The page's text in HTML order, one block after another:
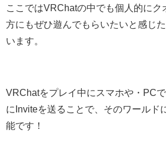
ここではVRChatの中でも個人的に
方にもぜひ遊んでもらいたいと感じ
います。
VRChatをプレイ中にスマホや・ PC
に Inviteを送ることで、そのワールド
能です！